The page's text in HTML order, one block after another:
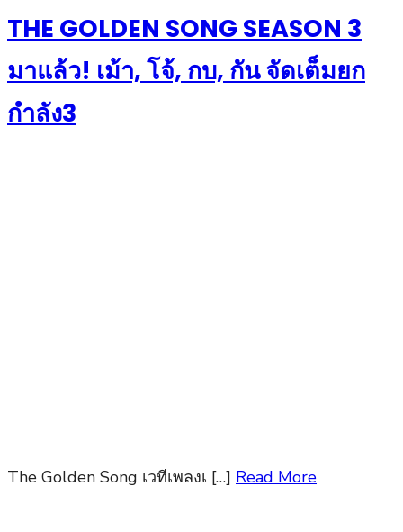
THE GOLDEN SONG SEASON 3
มาแล้ว! เม้า, โจ้, กบ, กัน จัดเต็มยก
กำลัง3
The Golden Song เวทีเพลงเ […] Read More